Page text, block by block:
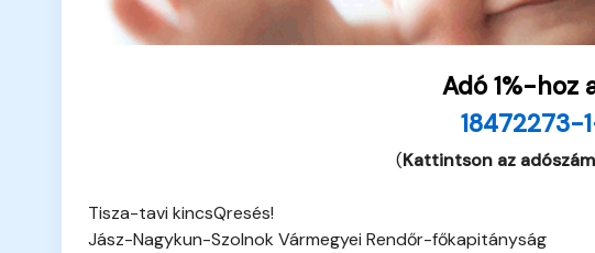
Adó 1%-hoz
18472273-
(Kattintson az
Tisza-tavi kincsQresés!
Jász-Nagykun-Szolnok Vármegyei Rendőr-főkapitányság